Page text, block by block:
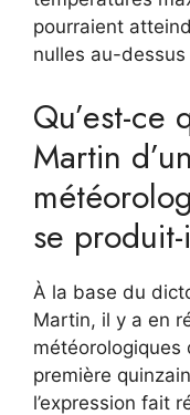
pourraient
nulles au-
Qu’est-ce
Martin
se
À la base du
Martin, il y a en
météorologiques
première
l’expression fait